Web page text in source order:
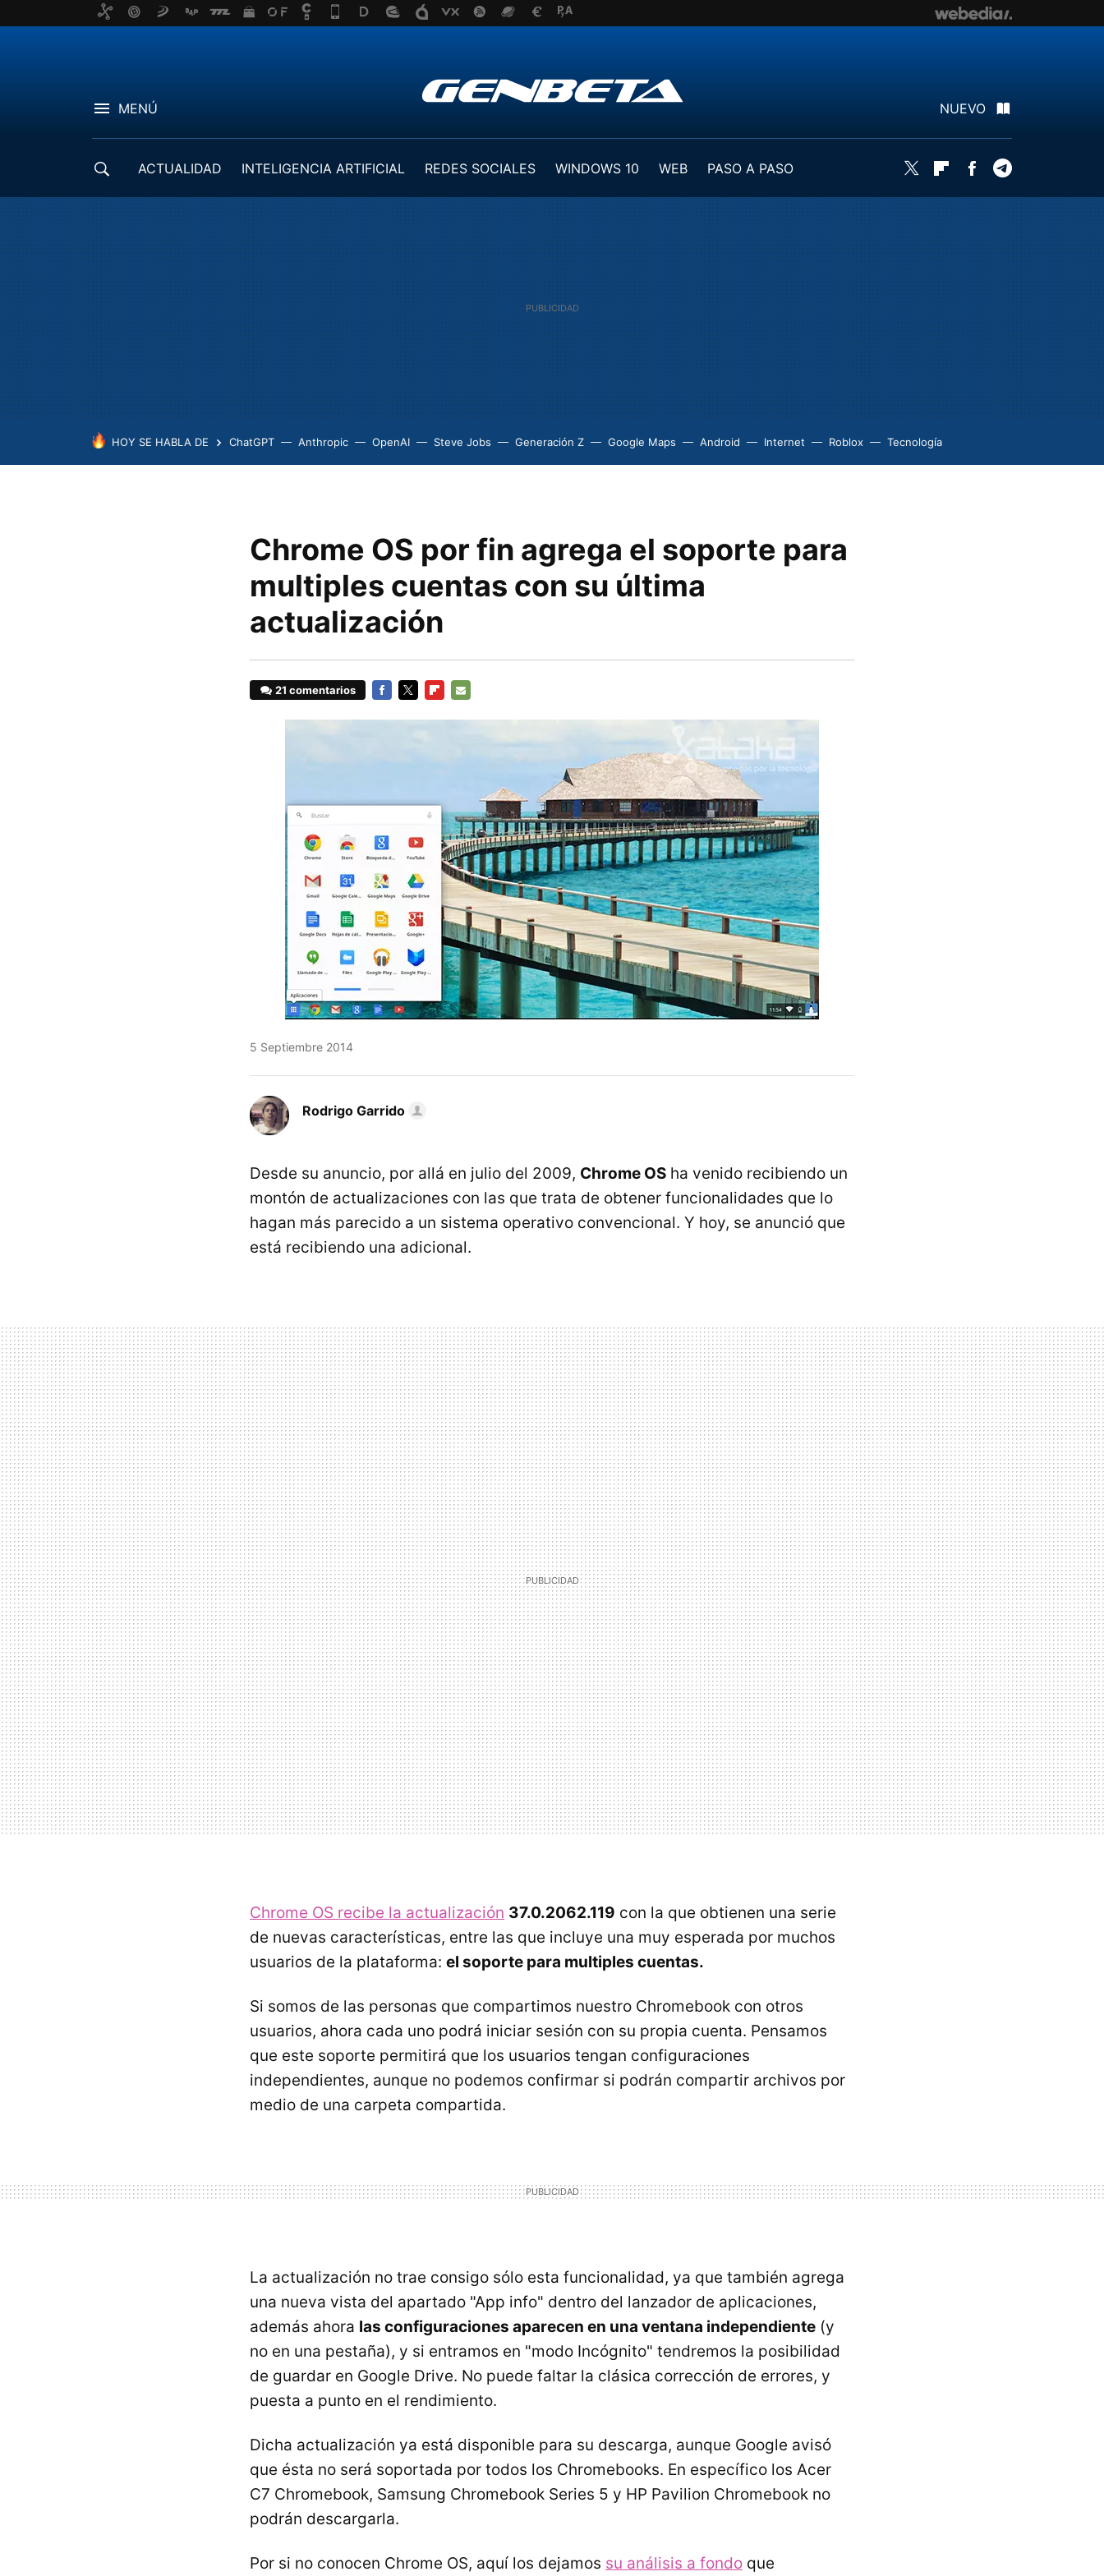
MENÚ NUEVO
ACTUALIDAD INTELIGENCIA ARTIFICIAL REDES SOCIALES WINDOWS 10 WEB
PASO A PASO
Twitter FlipboardFacebook
HOY SE HABLA DE ChatGPT Anthropic OpenAI Steve Jobs Generación Z Google Maps Android Internet Roblox Tecnología
Chrome OS por fin agrega el soporte para
multiples cuentas con su última
actualización
21 comentarios
5 Septiembre 2014
Rodrigo Garrido
Desde su anuncio, por allá en julio del 2009, Chrome OS ha venido recibiendo un
montón de actualizaciones con las que trata de obtener funcionalidades que lo
hagan más parecido a un sistema operativo convencional. Y hoy, se anunció que
está recibiendo una adicional.
Chrome OS recibe la actualización 37.0.2062.119 con la que obtienen una serie
de nuevas características, entre las que incluye una muy esperada por muchos
usuarios de la plataforma: el soporte para multiples cuentas.
Si somos de las personas que compartimos nuestro Chromebook con otros
usuarios, ahora cada uno podrá iniciar sesión con su propia cuenta. Pensamos
que este soporte permitirá que los usuarios tengan configuraciones
independientes, aunque no podemos confirmar si podrán compartir archivos por
medio de una carpeta compartida.
La actualización no trae consigo sólo esta funcionalidad, ya que también agrega
una nueva vista del apartado "App info" dentro del lanzador de aplicaciones,
además ahora las configuraciones aparecen en una ventana independiente (y
no en una pestaña), y si entramos en "modo Incógnito" tendremos la posibilidad
de guardar en Google Drive. No puede faltar la clásica corrección de errores, y
puesta a punto en el rendimiento.
Dicha actualización ya está disponible para su descarga, aunque Google avisó
que ésta no será soportada por todos los Chromebooks. En específico los Acer
C7 Chromebook, Samsung Chromebook Series 5 y HP Pavilion Chromebook no
podrán descargarla.
Por si no conocen Chrome OS, aquí los dejamos su análisis a fondo que